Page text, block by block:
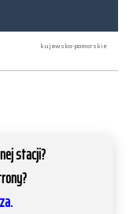
kujawsko-pomorskie
stacji?